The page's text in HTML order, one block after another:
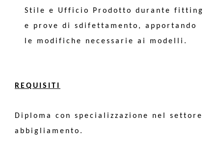
Stile e Ufficio Prodotto durante fitting
e prove di sdifettamento, apportando
le modifiche necessarie ai modelli.
REQUISITI
Diploma con specializzazione nel settore
abbigliamento.